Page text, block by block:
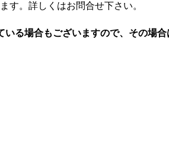
す。詳しくはお問合せ下さい。
いる場合もございますので、その場合